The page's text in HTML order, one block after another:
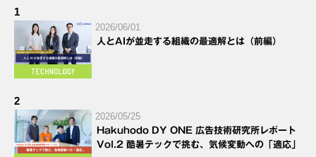
1
2026/06/01
人とAIが並走する組織の最適解とは（前編）
2
2026/05/25
Hakuhodo DY ONE 広告技術研究所レポート
Vol.2 酷暑テックで挑む、気候変動への「適応」